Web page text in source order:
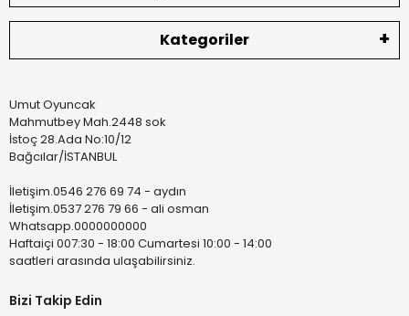
Kategoriler
Umut Oyuncak
Mahmutbey Mah.2448 sok
İstoç 28.Ada No:10/12
Bağcılar/İSTANBUL
İletişim.0546 276 69 74 - aydın
İletişim.0537 276 79 66 - ali osman
Whatsapp.0000000000
Haftaiçi 007:30 - 18:00 Cumartesi 10:00 - 14:00
saatleri arasında ulaşabilirsiniz.
Bizi Takip Edin